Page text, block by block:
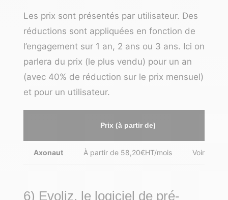
Les prix sont présentés par utilisateur. Des
réductions sont appliquées en fonction de
l’engagement sur 1 an, 2 ans ou 3 ans. Ici on
parlera du prix (le plus vendu) pour un an
(avec 40% de réduction sur le prix mensuel)
et pour un utilisateur.
Prix (à partir de)
Axonaut À partir de 58,20€HT/mois Voir
6) Evoliz, le logiciel de pré-